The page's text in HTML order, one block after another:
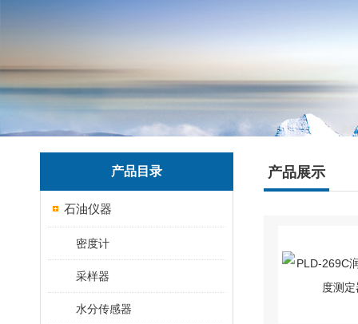
产品目录
石油仪器
密度计
采样器
水分传感器
产品展示